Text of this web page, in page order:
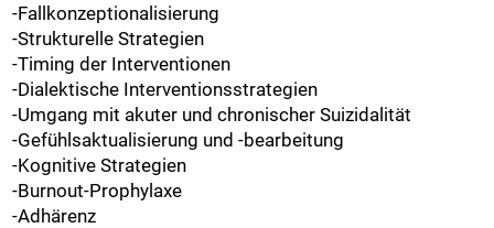
-Fallkonzeptionalisierung
-Strukturelle Strategien
-Timing der Interventionen
-Dialektische Interventionsstrategien
-Umgang mit akuter und chronischer Suizidalität
-Gefühlsaktualisierung und -bearbeitung
-Kognitive Strategien
-Burnout-Prophylaxe
-Adhärenz